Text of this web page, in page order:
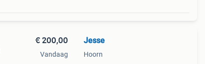
€ 200,00
Vandaag
Jesse
Hoorn